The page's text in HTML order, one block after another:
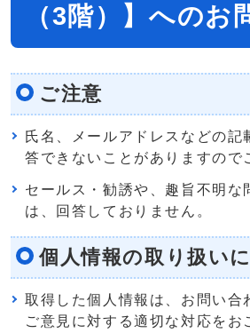
（3階）】へのお
ご注意
氏名、メールアドレスなどの記
答できないことがありますので
セールス・勧誘や、趣旨不明な
は、回答しておりません。
個人情報の取り扱い
取得した個人情報は、お問い合
ご意見に対する適切な対応をお